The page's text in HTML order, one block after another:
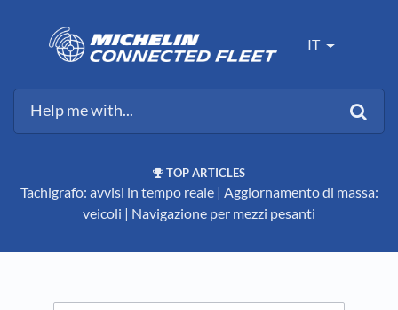
IT
TOP ARTICLES
Tachigrafo: avvisi in tempo reale​ | ​ Aggiornamento di massa:
veicoli ​ | ​ Navigazione per mezzi pesanti